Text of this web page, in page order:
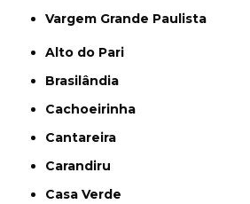
Vargem Grande Paulista
Alto do Pari
Brasilândia
Cachoeirinha
Cantareira
Carandiru
Casa Verde